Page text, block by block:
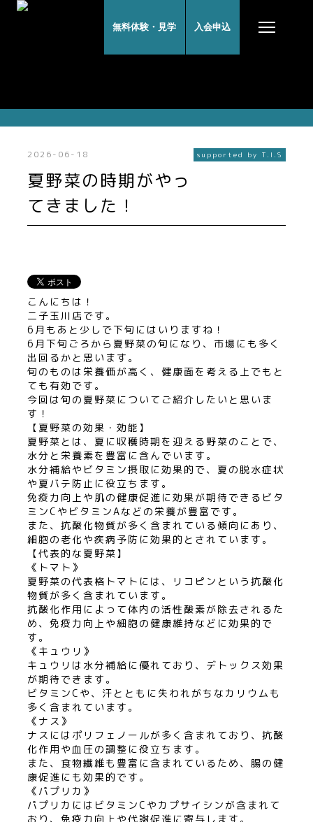
無料体験・見学 入会申込
2026-06-18 supported by T.I.S
夏野菜の時期がやっ
てきました！
こんにちは！
二子玉川店です。
6月もあと少しで下旬にはいりますね！
6月下旬ごろから夏野菜の旬になり、市場にも多く
出回るかと思います。
旬のものは栄養価が高く、健康面を考える上でもと
ても有効です。
今回は旬の夏野菜についてご紹介したいと思いま
す！
【夏野菜の効果・効能】
夏野菜とは、夏に収穫時期を迎える野菜のことで、
水分と栄養素を豊富に含んでいます。
水分補給やビタミン摂取に効果的で、夏の脱水症状
や夏バテ防止に役立ちます。
免疫力向上や肌の健康促進に効果が期待できるビタ
ミンCやビタミンAなどの栄養が豊富です。
また、抗酸化物質が多く含まれている傾向にあり、
細胞の老化や疾病予防に効果的とされています。
【代表的な夏野菜】
《トマト》
夏野菜の代表格トマトには、リコピンという抗酸化
物質が多く含まれています。
抗酸化作用によって体内の活性酸素が除去されるた
め、免疫力向上や細胞の健康維持などに効果的で
す。
《キュウリ》
キュウリは水分補給に優れており、デトックス効果
が期待できます。
ビタミンCや、汗とともに失われがちなカリウムも
多く含まれています。
《ナス》
ナスにはポリフェノールが多く含まれており、抗酸
化作用や血圧の調整に役立ちます。
また、食物繊維も豊富に含まれているため、腸の健
康促進にも効果的です。
《パプリカ》
パプリカにはビタミンCやカプサイシンが含まれて
おり、免疫力向上や代謝促進に寄与します。